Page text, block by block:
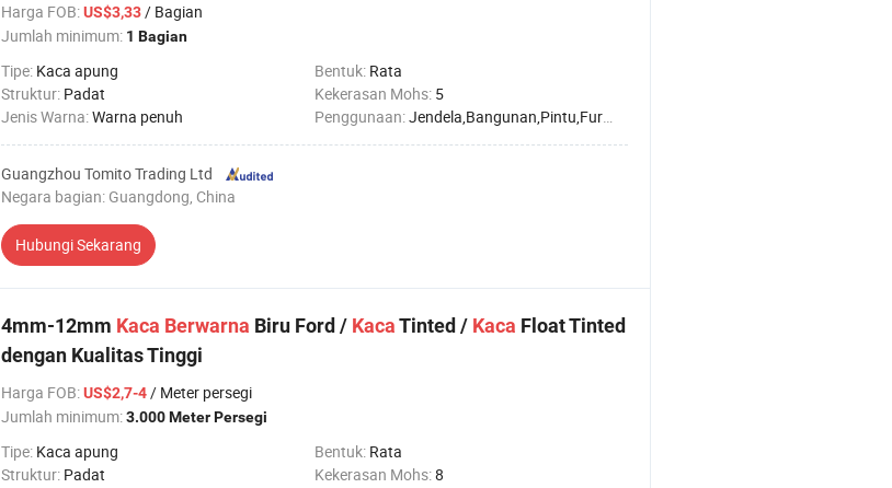
Harga FOB:US$3,33/ Bagian
Jumlah minimum: 1 Bagian
Tipe: Kaca apung Bentuk: Rata
Struktur: Padat Kekerasan Mohs: 5
Jenis Warna:Warna penuh Penggunaan:Jendela,Bangunan,Pintu,Furniture
Guangzhou Tomito Trading Ltd
Negara bagian: Guangdong, China
Hubungi Sekarang
4mm-12mm Kaca Berwarna Biru Ford / KacaTinted / Kaca Float Tinted
dengan Kualitas Tinggi
Harga FOB:US$2,7-4/ Meter persegi
Jumlah minimum:3.000 Meter Persegi
Tipe: Kaca apung Bentuk: Rata
Struktur: Padat Kekerasan Mohs:8